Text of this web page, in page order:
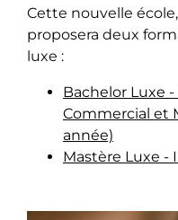
Cette nouvelle
proposera deux
luxe :
Bachelor Luxe
Commercial et
année)
Mastère Luxe -